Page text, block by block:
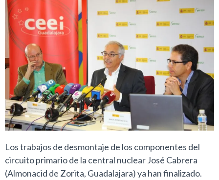
Los trabajos de desmontaje de los componentes del
circuito primario de la central nuclear José Cabrera
(Almonacid de Zorita, Guadalajara) ya han finalizado.